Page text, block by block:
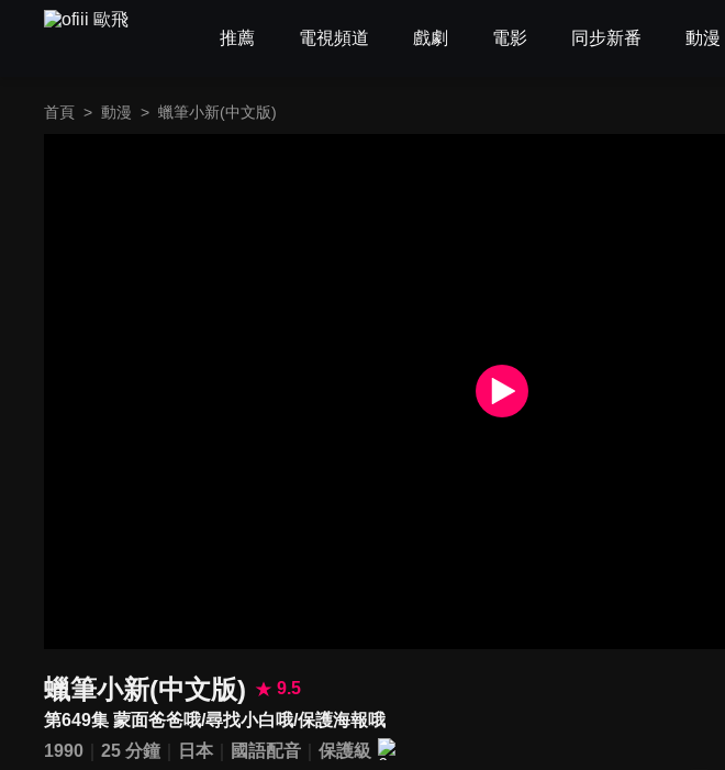
推薦 電視頻道 戲劇 電影 同步新番 動漫
首頁 > 動漫 > 蠟筆小新(中文版)
蠟筆小新(中文版)
9.5
第649集 蒙面爸爸哦/尋找小白哦/保護海報哦
1990
25 分鐘 日本 國語配音
保護級